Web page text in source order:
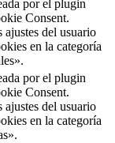
por el plugin
Consent.
ajustes del usuario
en la categoría
por el plugin
Consent.
ajustes del usuario
en la categoría